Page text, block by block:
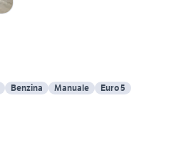
Benzina Manuale Euro 5